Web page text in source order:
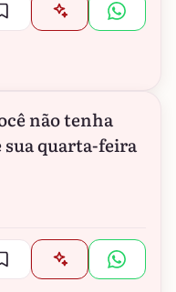
não tenha
sua quarta-feira